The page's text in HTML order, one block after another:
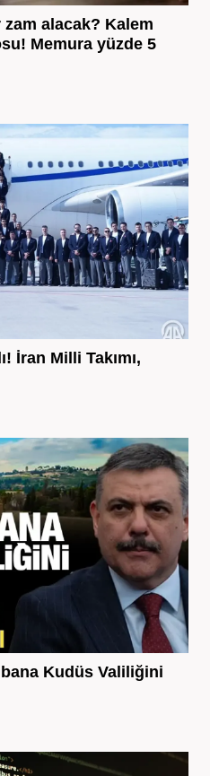
alacak? Kalem
Memura yüzde 5
İran Milli Takımı,
Kudüs Valiliğini